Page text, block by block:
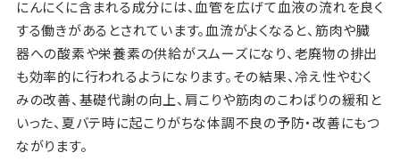
にんにくに含まれる成分には、血管を広げて血液の流れを良く
する働きがあるとされています。血流がよくなると、筋肉や臓
器への酸素や栄養素の供給がスムーズになり、老廃物の排出
も効率的に行われるようになります。その結果、冷え性やむく
みの改善、基礎代謝の向上、肩こりや筋肉のこわばりの緩和と
いった、夏バテ時に起こりがちな体調不良の予防・改善にもつ
ながります。